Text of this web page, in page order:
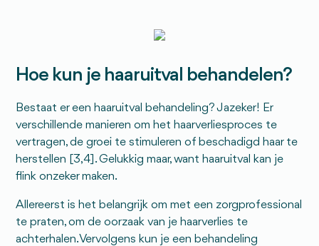
Hoe kun je haaruitval behandelen?
Bestaat er een haaruitval behandeling? Jazeker! Er
verschillende manieren om het haarverliesproces te
vertragen, de groei te stimuleren of beschadigd haar te
herstellen [3,4]. Gelukkig maar, want haaruitval kan je
flink onzeker maken.
Allereerst is het belangrijk om met een zorgprofessional
te praten, om de oorzaak van je haarverlies te
achterhalen. Vervolgens kun je een behandeling